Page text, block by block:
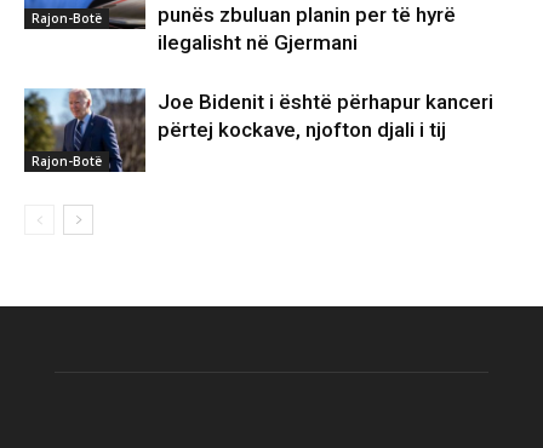
Rajon-Botë
punës zbuluan planin per të hyrë
ilegalisht në Gjermani
Rajon-Botë
Joe Bidenit i është përhapur kanceri
përtej kockave, njofton djali i tij